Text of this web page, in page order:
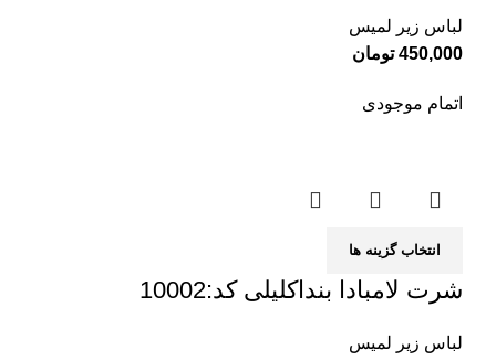
لباس زیر لمیس
450,000 تومان
اتمام موجودی
انتخاب گزینه ها
شرت لامبادا بنداکلیلی کد:10002
لباس زیر لمیس